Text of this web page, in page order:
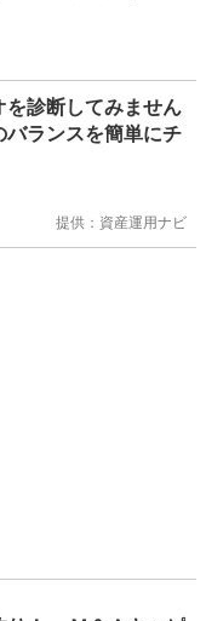
を診断してみません
バランスを簡単にチ
提供：資産運用ナビ